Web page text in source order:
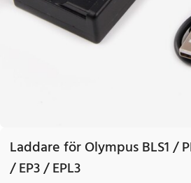
Laddare för Olympus BLS1 /
/ EP3 / EPL3